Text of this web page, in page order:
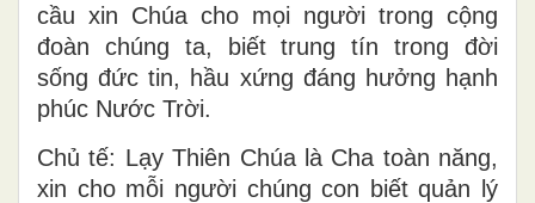
cầu xin Chúa cho mọi người trong cộng
đoàn chúng ta, biết trung tín trong đời
sống đức tin, hầu xứng đáng hưởng hạnh
phúc Nước Trời.
Chủ tế: Lạy Thiên Chúa là Cha toàn năng,
xin cho mỗi người chúng con biết quản lý